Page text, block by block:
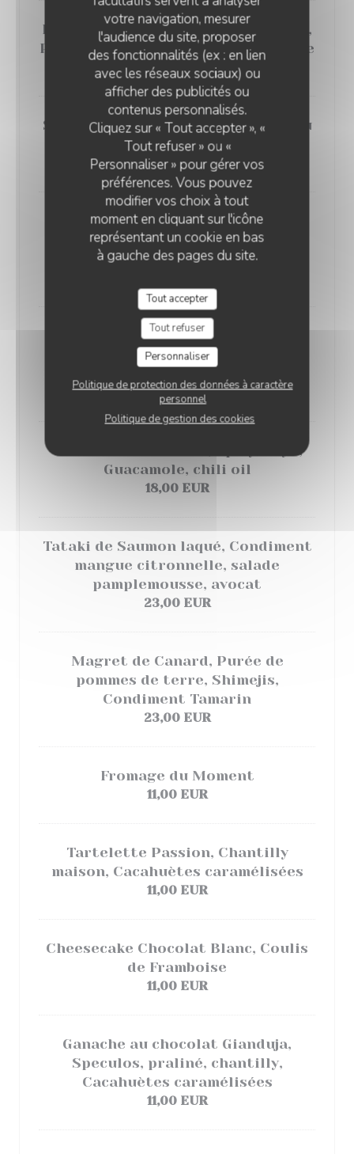
votre navigation, mesurer
l'audience du site, proposer
des fonctionnalités (ex : en lien
avec les réseaux sociaux) ou
afficher des publicités ou
contenus personnalisés.
Cliquez sur « Tout accepter », «
Tout refuser » ou «
Personnaliser » pour gérer vos
préférences. Vous pouvez
modifier vos choix à tout
moment en cliquant sur l'icône
représentant un cookie en bas
à gauche des pages du site.
Tout accepter
Tout refuser
Personnaliser
Politique de protection des données à caractère
personnel
Politique de gestion des cookies
Ravioles de Féta Menthe Coriandre,
Pesto, chapelure au beurre noisette
15,00 EUR
Stracciatella, Tomates Marinées au
Thym, Pesto
15,00 EUR
Œuf Parfait, Tagliatelles et crême
de courgette, Pickles de chou
rouge, chips de Nori
Carpaccio de Boeuf, Pesto, huile
d'olive citron, tomates marinées,
18,00 EUR
Gambas Rôties à l'Ail, Spicy mayo,
Guacamole, chili oil
18,00 EUR
Tataki de Saumon laqué, Condiment
mangue citronnelle, salade
pamplemousse, avocat
23,00 EUR
Magret de Canard, Purée de
pommes de terre, Shimejis,
Condiment Tamarin
23,00 EUR
Fromage du Moment
11,00 EUR
Tartelette Passion, Chantilly
maison, Cacahuètes caramélisées
11,00 EUR
Cheesecake Chocolat Blanc, Coulis
de Framboise
11,00 EUR
Ganache au chocolat Gianduja,
Speculos, praliné, chantilly,
Cacahuètes caramélisées
11,00 EUR
PETIT NUAGE